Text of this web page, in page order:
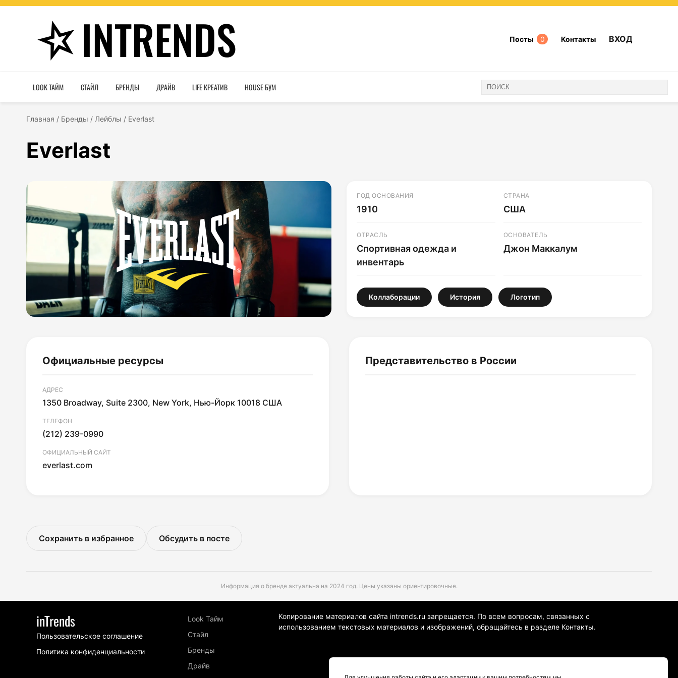
INTRENDS Посты 0 Контакты ВХОД
LOOK ТАЙМ СТАЙЛ БРЕНДЫ ДРАЙВ LIFE КРЕАТИВ HOUSE БУМ
Главная / Бренды / Лейблы / Everlast
Everlast
ГОД ОСНОВАНИЯ
1910
СТРАНА
США
ОТРАСЛЬ
Спортивная одежда и
инвентарь
ОСНОВАТЕЛЬ
Джон Маккалум
Коллаборации История Логотип
Официальные ресурсы
АДРЕС
1350 Broadway, Suite 2300, New York, Нью-Йорк 10018 США
ТЕЛЕФОН
(212) 239-0990
ОФИЦИАЛЬНЫЙ САЙТ
everlast.com
Представительство в России
Сохранить в избранное Обсудить в посте
Информация о бренде актуальна на 2024 год. Цены указаны ориентировочные.
inTrends
Пользовательское соглашение
Политика конфиденциальности
Look Тайм
Стайл
Бренды
Драйв
Копирование материалов сайта intrends.ru запрещается. По всем вопросам, связанных с
использованием текстовых материалов и изображений, обращайтесь в разделе Контакты.